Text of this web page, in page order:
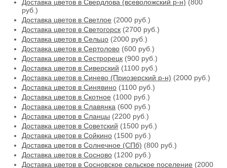
Доставка цветов в Свердлова (всеволожский р-н) (800
руб.)
Доставка цветов в Светлое (2000 руб.)
Доставка цветов в Светогорск (2700 руб.)
Доставка цветов в Сельцо (2000 руб.)
Доставка цветов в Сертолово (600 руб.)
Доставка цветов в Сестрорецк (900 руб.)
Доставка цветов в Сиверский (1100 руб.)
Доставка цветов в Синево (Приозерский р-н) (2000 руб.)
Доставка цветов в Синявино (1100 руб.)
Доставка цветов в Скотное (1000 руб.)
Доставка цветов в Славянка (600 руб.)
Доставка цветов в Сланцы (2200 руб.)
Доставка цветов в Советский (1500 руб.)
Доставка цветов в Сойкино (1500 руб.)
Доставка цветов в Солнечное (СПб) (800 руб.)
Доставка цветов в Сосново (1200 руб.)
Доставка цветов в Сосновское сельское поселение (2000